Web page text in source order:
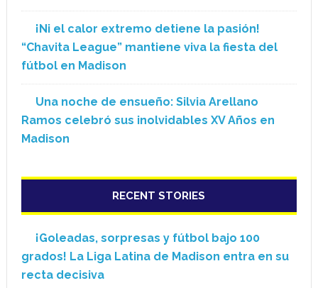
¡Ni el calor extremo detiene la pasión!
“Chavita League” mantiene viva la fiesta del
fútbol en Madison
Una noche de ensueño: Silvia Arellano
Ramos celebró sus inolvidables XV Años en
Madison
RECENT STORIES
¡Goleadas, sorpresas y fútbol bajo 100
grados! La Liga Latina de Madison entra en su
recta decisiva